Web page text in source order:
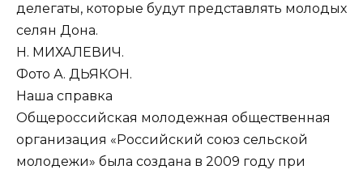
делегаты, которые будут представлять молодых
селян Дона.
Н. МИХАЛЕВИЧ.
Фото А. ДЬЯКОН.
Наша справка
Общероссийская молодежная общественная
организация «Российский союз сельской
молодежи» была создана в 2009 году при